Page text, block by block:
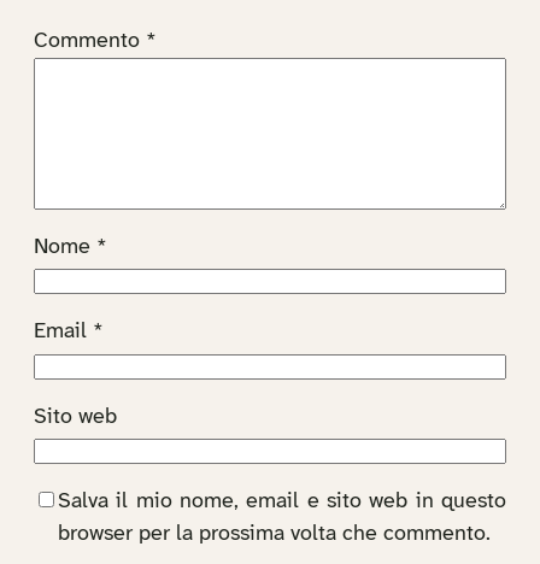
Commento *
Nome *
Email *
Sito web
Salva il mio nome, email e sito web in questo
browser per la prossima volta che commento.